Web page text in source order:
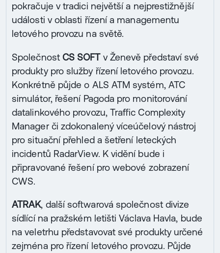
pokračuje v tradici největší a nejprestižnější
události v oblasti řízení a managementu
letového provozu na světě.
Společnost CS SOFTv Ženevě představí své
produkty pro služby řízení letového provozu.
Konkrétně půjde o ALS ATM systém, ATC
simulátor, řešení Pagoda pro monitorování
datalinkového provozu, Traffic Complexity
Manager či zdokonalený víceúčelový nástroj
pro situační přehled a šetření leteckých
incidentů RadarView. K vidění bude i
připravované řešení pro webové zobrazení
CWS.
ATRAK, další softwarová společnost divize
sídlící na pražském letišti Václava Havla, bude
na veletrhu představovat své produkty určené
zejména pro řízení letového provozu. Půjde